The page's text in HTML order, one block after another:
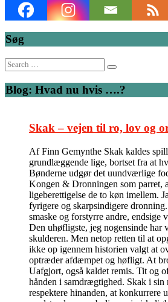
Søg
Search
for:
Blog: Hvad nu hvis ….?
Skak – vejen til ro, lov og
Af Finn Gemynthe Skak kaldes
grundlæggende lige, bortset fra at
Bønderne udgør det uundværlige
Kongen & Dronningen som parret,
ligeberettigelse de to køn imellem.
fyrigere og skarpsindigere
smaske og forstyrre andre,
Den uhøfligste, jeg nogensinde har
skulderen. Men netop retten til at
ikke op igennem historien valgt at
optræder afdæmpet og høfligt. At
Uafgjort, også kaldet remis. Tit og
hånden i samdrægtighed. Skak i
respektere hinanden, at konkurrere